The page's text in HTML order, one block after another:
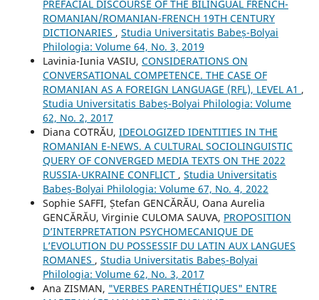
PREFACIAL DISCOURSE OF THE BILINGUAL FRENCH-
ROMANIAN/ROMANIAN-FRENCH 19TH CENTURY
DICTIONARIES , Studia Universitatis Babeș-Bolyai
Philologia: Volume 64, No. 3, 2019
Lavinia-Iunia VASIU, CONSIDERATIONS ON
CONVERSATIONAL COMPETENCE. THE CASE OF
ROMANIAN AS A FOREIGN LANGUAGE (RFL), LEVEL A1 ,
Studia Universitatis Babeș-Bolyai Philologia: Volume
62, No. 2, 2017
Diana COTRĂU, IDEOLOGIZED IDENTITIES IN THE
ROMANIAN E-NEWS. A CULTURAL SOCIOLINGUISTIC
QUERY OF CONVERGED MEDIA TEXTS ON THE 2022
RUSSIA-UKRAINE CONFLICT , Studia Universitatis
Babeș-Bolyai Philologia: Volume 67, No. 4, 2022
Sophie SAFFI, Ștefan GENCĂRĂU, Oana Aurelia
GENCĂRĂU, Virginie CULOMA SAUVA, PROPOSITION
D’INTERPRETATION PSYCHOMECANIQUE DE
L’EVOLUTION DU POSSESSIF DU LATIN AUX LANGUES
ROMANES , Studia Universitatis Babeș-Bolyai
Philologia: Volume 62, No. 3, 2017
Ana ZISMAN, "VERBES PARENTHÉTIQUES" ENTRE